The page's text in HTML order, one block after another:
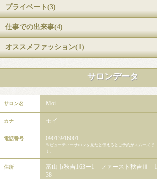
プライベート(3)
仕事での出来事(4)
オススメファッション(1)
サロンデータ
サロン名 Moi
カナ モイ
電話番号 09013916001
※ビューティーサロンを見たと伝えるとご予約がスムーズで
す。
住所
富山市秋吉163ー1 ファースト秋吉Ⅲ 1
38